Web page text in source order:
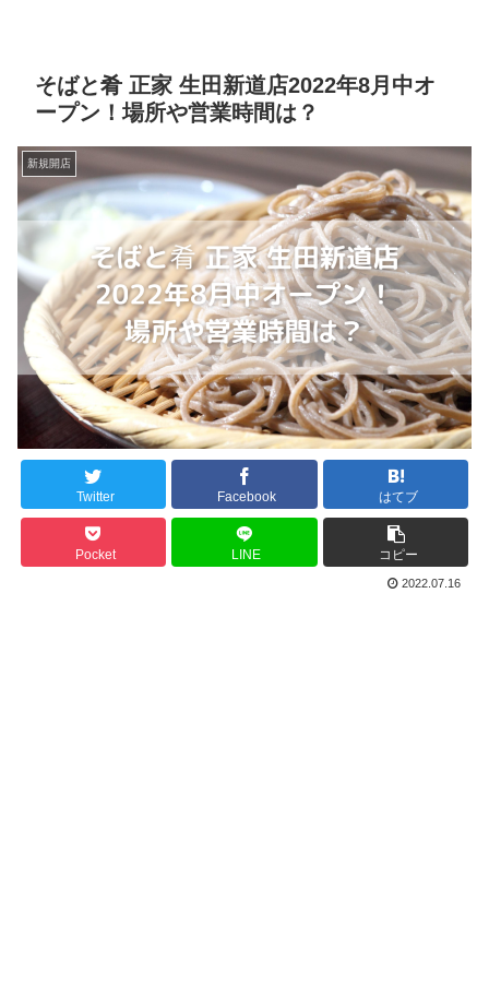
そばと肴 正家 生田新道店2022年8月中オ
ープン！場所や営業時間は？
新規開店
Twitter Facebook はてブ
Pocket LINE コピー
2022.07.16